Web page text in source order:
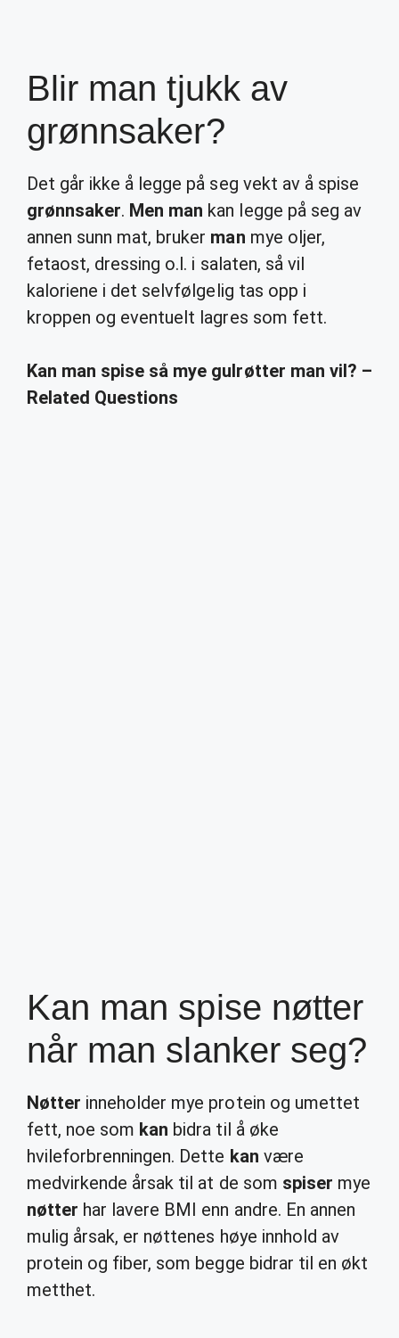
Blir man tjukk av
grønnsaker?
Det går ikke å legge på seg vekt av å spise
grønnsaker. Men man kan legge på seg av
annen sunn mat, bruker man mye oljer,
fetaost, dressing o.l. i salaten, så vil
kaloriene i det selvfølgelig tas opp i
kroppen og eventuelt lagres som fett.
Kan man spise så mye gulrøtter man vil? –
Related Questions
Kan man spise nøtter
når man slanker seg?
Nøtter inneholder mye protein og umettet
fett, noe som kan bidra til å øke
hvileforbrenningen. Dette kan være
medvirkende årsak til at de som spiser mye
nøtter har lavere BMI enn andre. En annen
mulig årsak, er nøttenes høye innhold av
protein og fiber, som begge bidrar til en økt
metthet.